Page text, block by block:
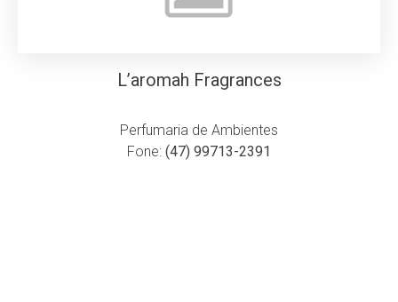
L’aromah Fragrances
Perfumaria de Ambientes
Fone: (47) 99713-2391